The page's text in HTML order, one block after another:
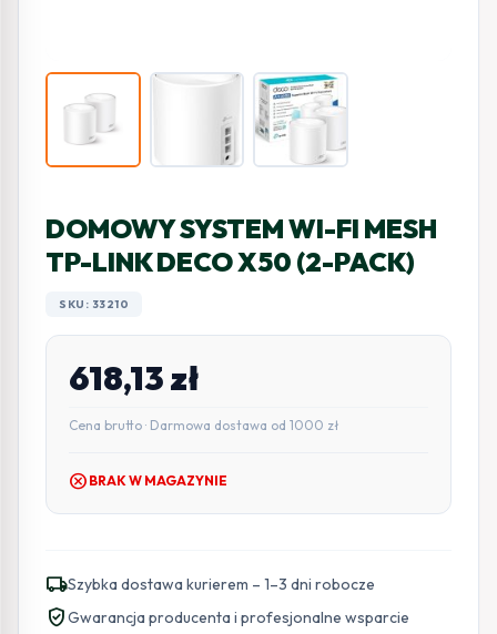
DOMOWY SYSTEM WI-FI MESH
TP-LINK DECO X50 (2-PACK)
SKU: 33210
618,13zł
Cena brutto · Darmowa dostawa od 1000 zł
cancel BRAK W MAGAZYNIE
local_shippingSzybka dostawa kurierem – 1–3 dni robocze
verified_userGwarancja producenta i profesjonalne wsparcie